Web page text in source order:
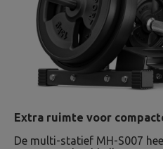
Extra ruimte voor
De multi-statief MH-S007